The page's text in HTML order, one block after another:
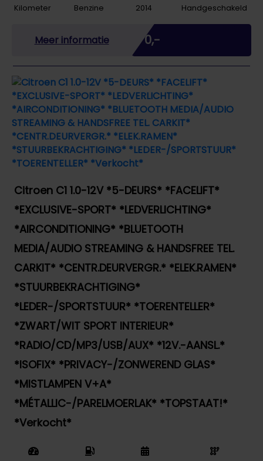
Kilometer Benzine 2014 Handgeschakeld
Meer informatie € 0,-
Citroen C1 1.0-12V *5-DEURS* *FACELIFT*
*EXCLUSIVE-SPORT* *LEDVERLICHTING*
*AIRCONDITIONING* *BLUETOOTH
MEDIA/AUDIO STREAMING & HANDSFREE TEL.
CARKIT* *CENTR.DEURVERGR.* *ELEK.RAMEN*
*STUURBEKRACHTIGING*
*LEDER-/SPORTSTUUR* *TOERENTELLER*
*ZWART/WIT SPORT INTERIEUR*
*RADIO/CD/MP3/USB/AUX* *12V.-AANSL.*
*ISOFIX* *PRIVACY-/ZONWEREND GLAS*
*MISTLAMPEN V+A*
*MÉTALLIC-/PARELMOERLAK* *TOPSTAAT!*
*Verkocht*